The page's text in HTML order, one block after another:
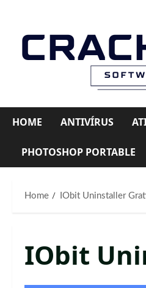
content
HOME ANTIVÍRUS
PHOTOSHOP PORTABLE
Home IObit Uninstaller
IObit